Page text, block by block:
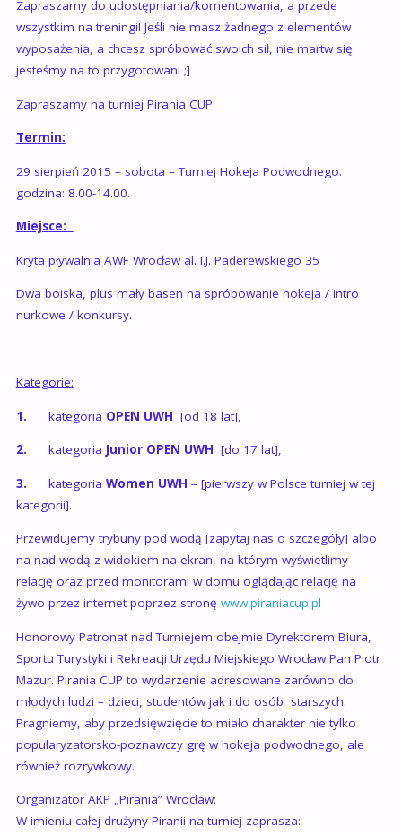
‪Zapraszamy do udostępniania/komentowania, a przede
wszystkim na treningi!‪ Jeśli nie masz żadnego z elementów
wyposażenia, a chcesz spróbować swoich sił, nie martw się
jesteśmy na to przygotowani ;]
Zapraszamy na turniej Pirania CUP:
Termin:
29 sierpień 2015 – sobota – Turniej Hokeja Podwodnego.
godzina: 8.00-14.00.
Miejsce:
Kryta pływalnia AWF Wrocław al. I.J. Paderewskiego 35
Dwa boiska, plus mały basen na spróbowanie hokeja / intro
nurkowe / konkursy.
Kategorie:
1. kategoria OPEN UWH [od 18 lat],
2. kategoria Junior OPEN UWH [do 17 lat],
3. kategoria Women UWH – [pierwszy w Polsce turniej w tej
kategorii].
Przewidujemy trybuny pod wodą [zapytaj nas o szczegóły] albo
na nad wodą z widokiem na ekran, na którym wyświetlimy
relację oraz przed monitorami w domu oglądając relację na
żywo przez internet poprzez stronę www.piraniacup.pl
Honorowy Patronat nad Turniejem obejmie Dyrektorem Biura,
Sportu Turystyki i Rekreacji Urzędu Miejskiego Wrocław Pan Piotr
Mazur. Pirania CUP to wydarzenie adresowane zarówno do
młodych ludzi – dzieci, studentów jak i do osób starszych.
Pragniemy, aby przedsięwzięcie to miało charakter nie tylko
popularyzatorsko-poznawczy grę w hokeja podwodnego, ale
również rozrywkowy.
Organizator AKP „Pirania” Wrocław:
W imieniu całej drużyny Piranii na turniej zaprasza: